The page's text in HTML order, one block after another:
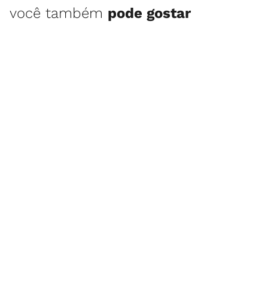
você também pode gostar